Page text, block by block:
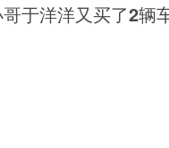
于洋洋又买了2辆